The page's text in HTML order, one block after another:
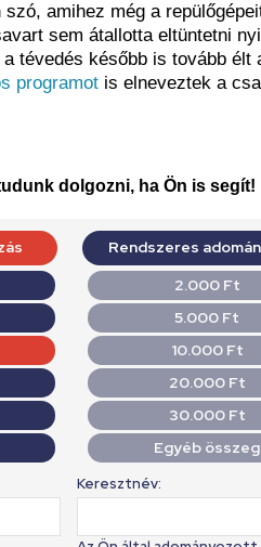
amihez még a
sem átallotta eltüntetni
tévedés később is tovább élt
programot is elneveztek a
dolgozni, ha Ön is segít!